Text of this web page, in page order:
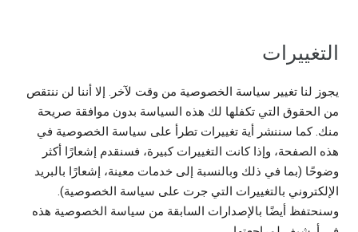
التغييرات
يجوز لنا تغيير سياسة الخصوصية من وقت لآخر. إلا أننا لن ننتقص
من الحقوق التي تكفلها لك هذه السياسة بدون موافقة صريحة
منك. كما سننشر أية تغييرات تطرأ على سياسة الخصوصية في
هذه الصفحة، وإذا كانت التغييرات كبيرة، فسنقدم إشعارًا أكثر
وضوحًا (بما في ذلك وبالنسبة إلى خدمات معينة، إشعارًا بالبريد
الإلكتروني بالتغييرات التي جرت على سياسة الخصوصية).
وسنحتفظ أيضًا بالإصدارات السابقة من سياسة الخصوصية هذه